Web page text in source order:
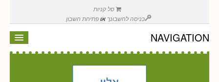
סל קניות
כניסה לחשבונך אופתיחת חשבון
NAVIGATION